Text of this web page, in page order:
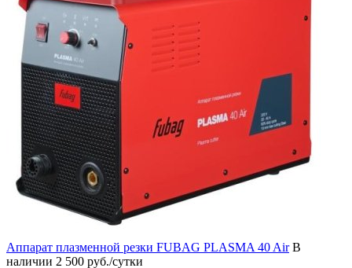
Аппарат плазменной резки FUBAG PLASMA 40 Air В
наличии 2 500 руб./сутки